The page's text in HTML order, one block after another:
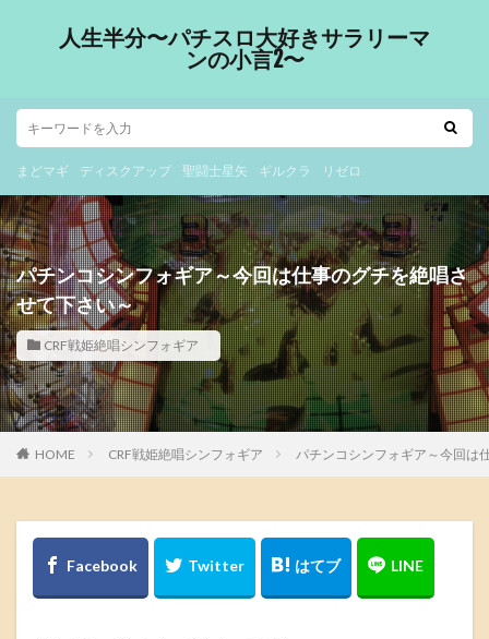
人生半分〜パチスロ大好きサラリーマ
ンの小言2〜
まどマギ ディスクアップ 聖闘士星矢 ギルクラ リゼロ
パチンコシンフォギア～今回は仕事のグチを絶唱さ
せて下さい～
CRF戦姫絶唱シンフォギア
HOME CRF戦姫絶唱シンフォギア パチンコシンフォギア～今回は